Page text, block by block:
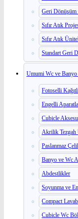
Geri Dönüşüm
Sıfır Atık
Sıfır Atık
Standart Geri
Umumi Wc ve Banyo
Fotoselli
Engelli
Cubicle
Akrilik Tezgah
Paslanmaz
Banyo ve Wc
Abdestlikler
Soyunma ve
Compact
Cubicle Wc